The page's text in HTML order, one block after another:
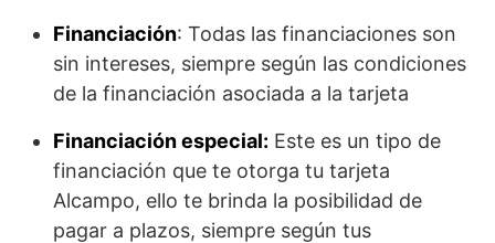
Financiación: Todas las financiaciones son
sin intereses, siempre según las condiciones
de la financiación asociada a la tarjeta
Financiación especial: Este es un tipo de
financiación que te otorga tu tarjeta
Alcampo, ello te brinda la posibilidad de
pagar a plazos, siempre según tus